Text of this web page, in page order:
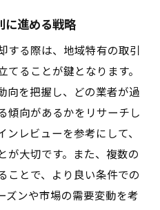
に進める戦略
する際は、地域特有の取引
ることが鍵となります。
向を把握し、どの業者が過
傾向があるかをリサーチし
レビューを参考にして、
が大切です。また、複数の
ことで、より良い条件での
ズンや市場の需要変動を考